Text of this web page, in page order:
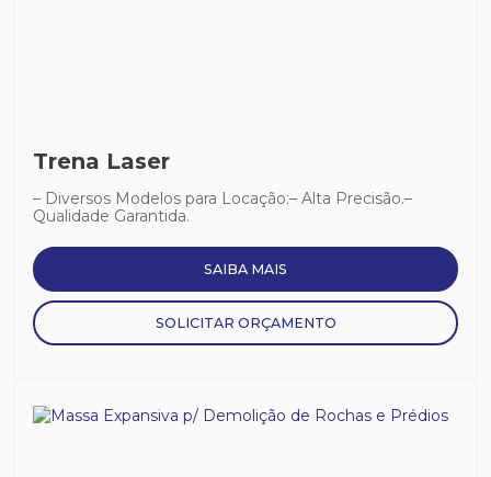
Trena Laser
– Diversos Modelos para Locação:– Alta Precisão.–
Qualidade Garantida.
SAIBA MAIS
SOLICITAR ORÇAMENTO